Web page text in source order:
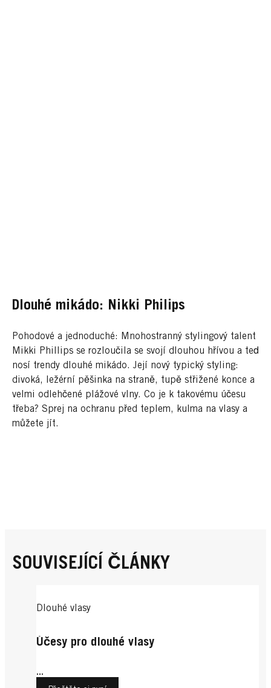
Dlouhé mikádo: Nikki Philips
Pohodové a jednoduché: Mnohostranný stylingový talent
Mikki Phillips se rozloučila se svojí dlouhou hřívou a teď
nosí trendy dlouhé mikádo. Její nový typický styling:
divoká, ležérní pěšinka na straně, tupě střižené konce a
velmi odlehčené plážové vlny. Co je k takovému účesu
třeba? Sprej na ochranu před teplem, kulma na vlasy a
můžete jít.
SOUVISEJÍCÍ ČLÁNKY
Dlouhé vlasy
Účesy pro dlouhé vlasy
...